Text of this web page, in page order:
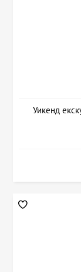
Уикенд